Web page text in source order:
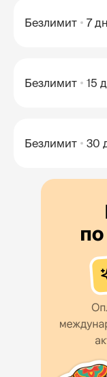
Безлимит 7
Безлимит 15
Безлимит 30